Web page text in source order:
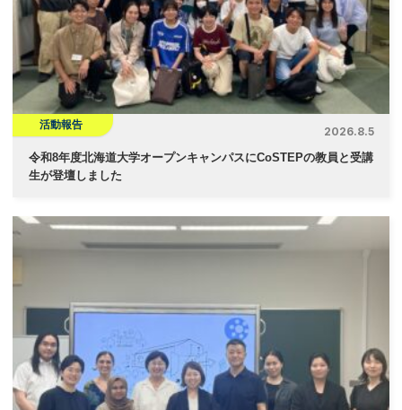
活動報告
2026.8.5
令和8年度北海道大学オープンキャンパスにCoSTEPの教員と受講
生が登壇しました